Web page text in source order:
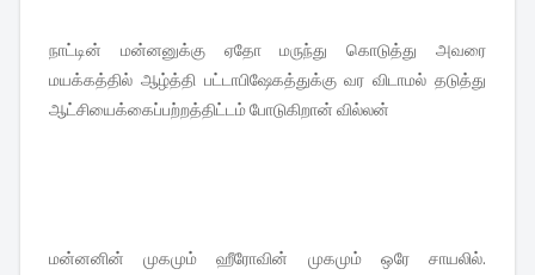
நாட்டின் மன்னனுக்கு ஏதோ மருந்து கொடுத்து அவரை
மயக்கத்தில் ஆழ்த்தி பட்டாபிஷேகத்துக்கு வர விடாமல் தடுத்து
ஆட்சியைக்கைப்பற்றத்திட்டம் போடுகிறான் வில்லன்
மன்னனின் முகமும் ஹீரோவின் முகமும் ஒரே சாயலில்.